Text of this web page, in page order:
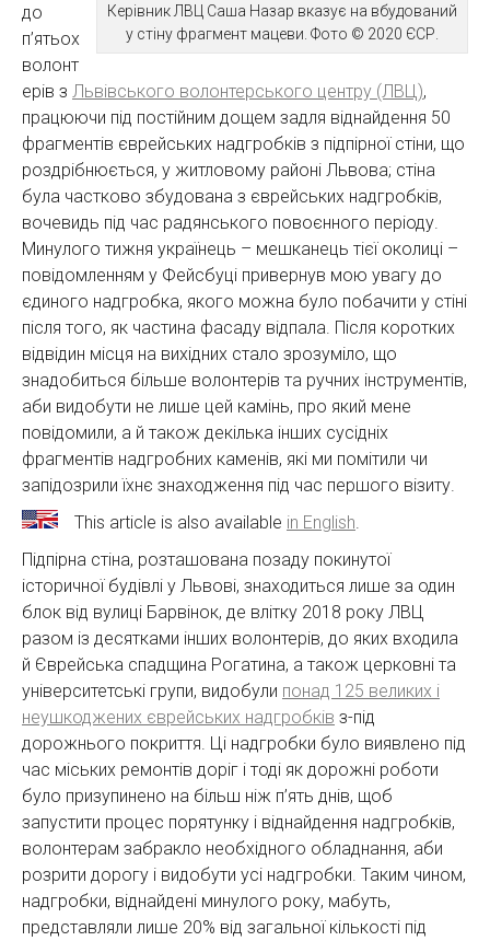
Керівник ЛВЦ Саша Назар вказує на вбудований
у стіну фрагмент мацеви. Фото © 2020 ЄСР.
до
п’ятьох
волонт
ерів з Львівського волонтерського центру (ЛВЦ),
працюючи під постійним дощем задля віднайдення 50
фрагментів єврейських надгробків з підпірної стіни, що
роздрібнюється, у житловому районі Львова; стіна
була частково збудована з єврейських надгробків,
вочевидь під час радянського повоєнного періоду.
Минулого тижня українець – мешканець тієї околиці –
повідомленням у Фейсбуці привернув мою увагу до
єдиного надгробка, якого можна було побачити у стіні
після того, як частина фасаду відпала. Після коротких
відвідин місця на вихідних стало зрозуміло, що
знадобиться більше волонтерів та ручних інструментів,
аби видобути не лише цей камінь, про який мене
повідомили, а й також декілька інших сусідніх
фрагментів надгробних каменів, які ми помітили чи
запідозрили їхнє знаходження під час першого візиту.
This article is also available in English
Підпірна стіна, розташована позаду покинутої
історичної будівлі у Львові, знаходиться лише за один
блок від вулиці Барвінок, де влітку 2018 року ЛВЦ
разом із десятками інших волонтерів, до яких входила
й Єврейська спадщина Рогатина, а також церковні та
університетські групи, видобули понад 125 великих і
неушкоджених єврейських надгробків з-під
дорожнього покриття. Ці надгробки було виявлено під
час міських ремонтів доріг і тоді як дорожні роботи
було призупинено на більш ніж п’ять днів, щоб
запустити процес порятунку і віднайдення надгробків,
волонтерам забракло необхідного обладнання, аби
розрити дорогу і видобути усі надгробки. Таким чином,
надгробки, віднайдені минулого року, мабуть,
представляли лише 20% від загальної кількості під